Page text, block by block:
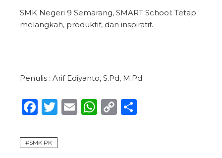
SMK Negeri 9 Semarang, SMART School: Tetap
melangkah, produktif, dan inspiratif.
Penulis : Arif Ediyanto, S.Pd, M.Pd
Facebook
Twitter
EmailWhatsApp
Copy
SMK PK